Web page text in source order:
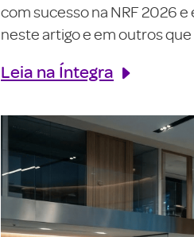
com sucesso na NRF 2026
neste artigo e em outros que
Leia na Íntegra